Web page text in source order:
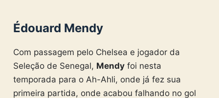
Édouard Mendy
Com passagem pelo Chelsea e jogador da
Seleção de Senegal, Mendyfoi nesta
temporada para o Ah-Ahli, onde já fez sua
primeira partida, onde acabou falhando no gol